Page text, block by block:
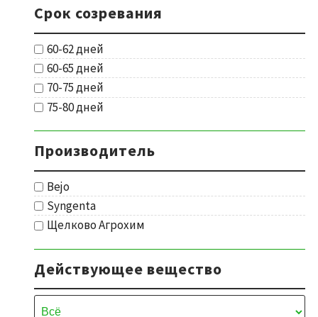
Срок созревания
60-62 дней
60-65 дней
70-75 дней
75-80 дней
Производитель
Bejo
Syngenta
Щелково Агрохим
Действующее вещество